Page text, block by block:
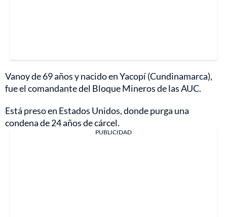
Vanoy de 69 años y nacido en Yacopí (Cundinamarca),
fue el comandante del Bloque Mineros de las AUC.
Está preso en Estados Unidos, donde purga una
condena de 24 años de cárcel.
PUBLICIDAD